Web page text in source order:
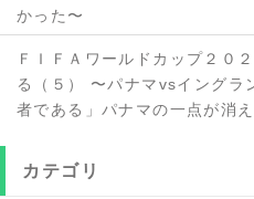
かった〜
ＦＩＦＡワールドカップ２０
る（５） 〜パナマvsイングラ
者である」パナマの一点が消
カテゴリ